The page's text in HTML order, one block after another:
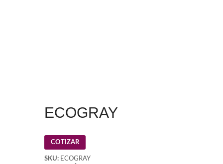
ECOGRAY
COTIZAR
SKU: ECOGRAY